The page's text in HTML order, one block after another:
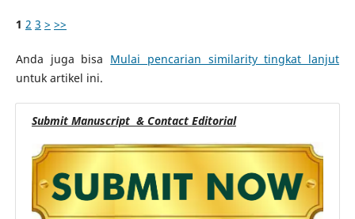
1 2 3 > >>
Anda juga bisa Mulai pencarian similarity tingkat lanjut
untuk artikel ini.
Submit Manuscript & Contact Editorial